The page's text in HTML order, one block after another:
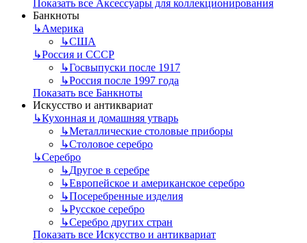
Показать все Аксессуары для коллекционирования
Банкноты
↳Америка
↳США
↳Россия и СССР
↳Госвыпуски после 1917
↳Россия после 1997 года
Показать все Банкноты
Искусство и антиквариат
↳Кухонная и домашняя утварь
↳Металлические столовые приборы
↳Столовое серебро
↳Серебро
↳Другое в серебре
↳Европейское и американское серебро
↳Посеребренные изделия
↳Русское серебро
↳Серебро других стран
Показать все Искусство и антиквариат